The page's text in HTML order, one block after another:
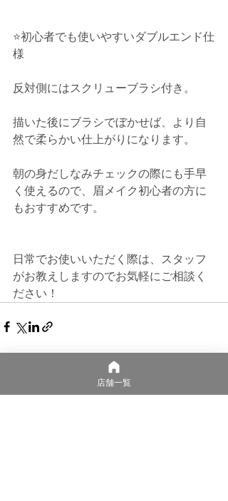
⭐️初心者でも使いやすいダブルエンド仕
様
反対側にはスクリューブラシ付き。
描いた後にブラシでぼかせば、より自
然で柔らかい仕上がりになります。
朝の身だしなみチェックの際にも手早
く使えるので、眉メイク初心者の方に
もおすすめです。
日常でお使いいただく際は、スタッフ
がお教えしますのでお気軽にご相談く
ださい！
店舗一覧